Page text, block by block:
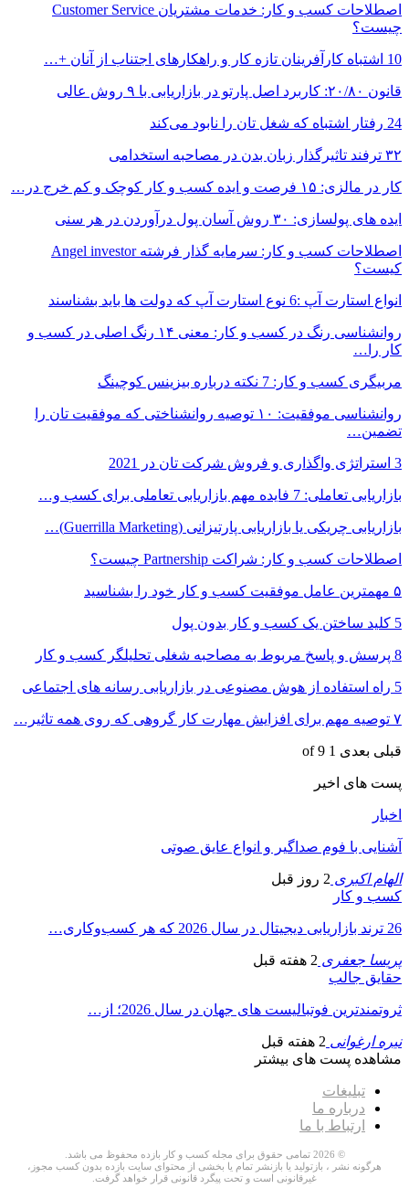
اصطلاحات کسب و کار: خدمات مشتریان Customer Service
چیست؟
10 اشتباه کارآفرینان تازه کار و راهکارهای اجتناب از آنان +…
قانون ۲۰/۸۰: کاربرد اصل پارتو در بازاریابی با ۹ روش عالی
24 رفتار اشتباه که شغل تان را نابود می‌کند
۳۲ ترفند تاثیرگذار زبان بدن در مصاحبه استخدامی
کار در مالزی: ۱۵ فرصت و ایده کسب و کار کوچک و کم خرج در…
ایده های پولسازی: ۳۰ روش آسان پول درآوردن در هر سنی
اصطلاحات کسب و کار: سرمایه گذار فرشته Angel investor
کیست؟
انواع استارت آپ :6 نوع استارت آپ که دولت ها باید بشناسند
روانشناسی رنگ در کسب و کار: معنی ۱۴ رنگ اصلی در کسب و
کار را…
مربیگری کسب و کار: 7 نکته درباره بیزینس کوچینگ
روانشناسی موفقیت: ۱۰ توصیه روانشناختی که موفقیت تان را
تضمین…
3 استراتژی واگذاری و فروش شرکت تان در 2021
بازاریابی تعاملی: 7 فایده مهم بازاریابی تعاملی برای کسب و…
بازاریابی چریکی یا بازاریابی پارتیزانی (Guerrilla Marketing)…
اصطلاحات کسب و کار: شراکت Partnership چیست؟
۵ مهمترین عامل موفقیت کسب و کار خود را بشناسید
5 کلید ساختن یک کسب و کار بدون پول
8 پرسش و پاسخ مربوط به مصاحبه شغلی تحلیلگر کسب و کار
5 راه استفاده از هوش مصنوعی در بازاریابی رسانه های اجتماعی
۷ توصیه مهم برای افزایش مهارت کار گروهی که روی همه تاثیر…
قبلی بعدی 1 of 9
پست های اخیر
اخبار
آشنایی با فوم صداگیر و انواع عایق صوتی
الهام اکبری 2 روز قبل
کسب و کار
26 ترند بازاریابی دیجیتال در سال 2026 که هر کسب‌وکاری…
پریسا جعفری 2 هفته قبل
حقایق جالب
ثروتمندترین فوتبالیست های جهان در سال 2026؛ از…
نیره ارغوانی 2 هفته قبل
مشاهده پست های بیشتر
تبلیغات
درباره ما
ارتباط با ما
© 2026 تمامی حقوق برای مجله کسب و کار بازده محفوظ می باشد.
هرگونه نشر ، بازتولید یا بازنشر تمام یا بخشی از محتوای سایت بازده بدون کسب مجوز،
غیرقانونی است و تحت پیگرد قانونی قرار خواهد گرفت.